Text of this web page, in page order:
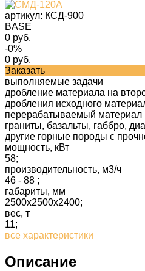
артикул: КСД-900
BASE
0 руб.
-0%
0 руб.
Заказать
выполняемые задачи
дробление материала на
дробления исходного
перерабатываемый материал
граниты, базальты, габбро,
другие горные породы с
мощность, кВт
58;
производительность, м3/ч
46 - 88 ;
габариты, мм
2500х2500х2400;
вес, т
11;
все характеристики
Описание